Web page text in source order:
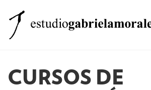
Clases
CURSOS DE